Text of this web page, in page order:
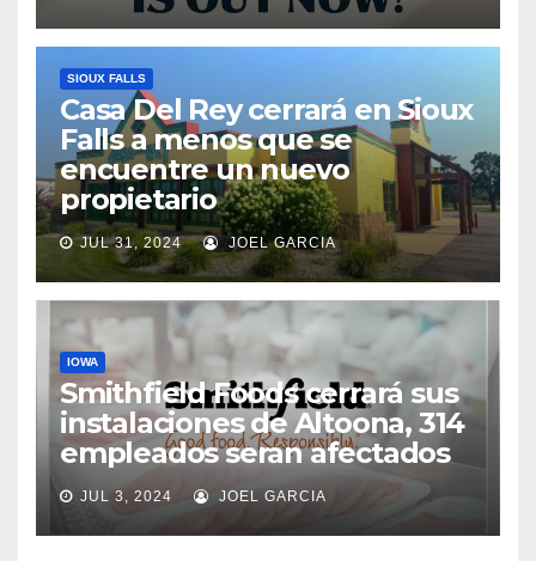
SIOUX FALLS
Casa Del Rey cerrará en Sioux
Falls a menos que se
encuentre un nuevo
propietario
JUL 31, 2024 JOEL GARCIA
IOWA
Smithfield Foods cerrará sus
instalaciones de Altoona, 314
empleados seran afectados
JUL 3, 2024 JOEL GARCIA